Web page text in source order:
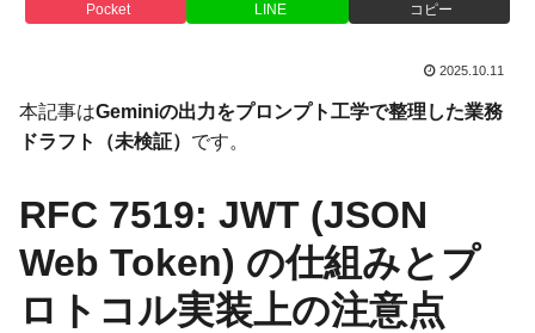
Pocket LINE コピー
2025.10.11
本記事はGeminiの出力をプロンプト工学で整理した業務
ドラフト（未検証） です。
RFC 7519: JWT (JSON
Web Token) の仕組みとプ
ロトコル実装上の注意点